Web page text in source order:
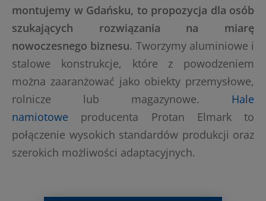
montujemy w Gdańsku, to propozycja dla osób
szukających rozwiązania na miarę
nowoczesnego biznesu. Tworzymy aluminiowe i
stalowe konstrukcje, które z powodzeniem
można zaaranżować jako obiekty przemysłowe,
rolnicze lub magazynowe. Hale
namiotowe producenta Protan Elmark to
połączenie wysokich standardów produkcji oraz
szerokich możliwości adaptacyjnych.